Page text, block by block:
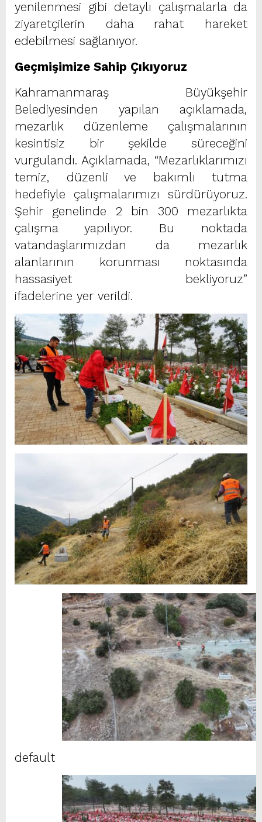
yenilenmesi gibi detaylı çalışmalarla da
ziyaretçilerin daha rahat hareket
edebilmesi sağlanıyor.
Geçmişimize Sahip Çıkıyoruz
Kahramanmaraş Büyükşehir
Belediyesinden yapılan açıklamada,
mezarlık düzenleme çalışmalarının
kesintisiz bir şekilde süreceğini
vurgulandı. Açıklamada, “Mezarlıklarımızı
temiz, düzenli ve bakımlı tutma
hedefiyle çalışmalarımızı sürdürüyoruz.
Şehir genelinde 2 bin 300 mezarlıkta
çalışma yapılıyor. Bu noktada
vatandaşlarımızdan da mezarlık
alanlarının korunması noktasında
hassasiyet bekliyoruz”
ifadelerine yer verildi.
default